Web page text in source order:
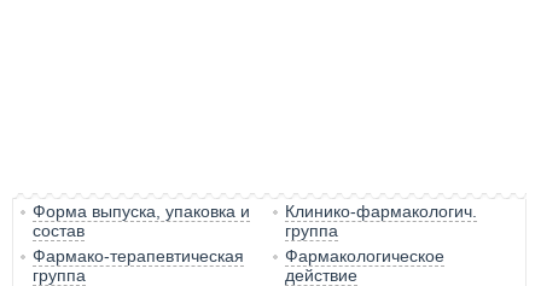
Форма выпуска, упаковка и
состав
Клинико-фармакологич.
группа
Фармако-терапевтическая
группа
Фармакологическое
действие